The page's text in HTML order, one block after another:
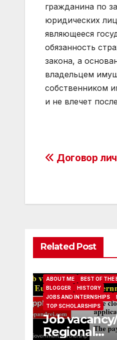
гражданина по
юридических
являющееся
обязанность
закона, а
владельцем
собственником
и не влечет
Post
Договор
Related Post
ABOUT ME
BEST OF THE
BLOGGER
HISTORY
JOBS AND INTERNSHIPS
TOP SCHOLARSHIPS
Job
Regional